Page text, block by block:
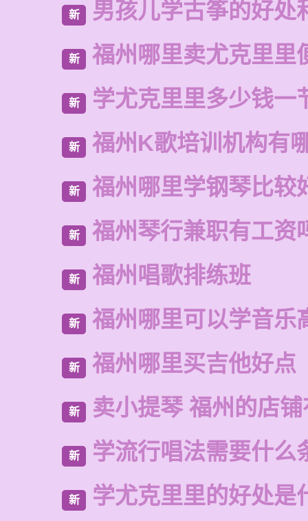
新 男孩儿学古筝的好处
新 福州哪里卖尤克里里
新 学尤克里里多少钱一
新 福州K歌培训机构有
新 福州哪里学钢琴比较
新 福州琴行兼职有工资
新 福州唱歌排练班
新 福州哪里可以学音乐
新 福州哪里买吉他好点
新 卖小提琴 福州的店
新 学流行唱法需要什么
新 学尤克里里的好处是